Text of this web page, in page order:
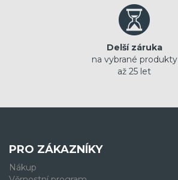
Delší záruka
na vybrané produkty
až 25 let
PRO ZÁKAZNÍKY
Nákup